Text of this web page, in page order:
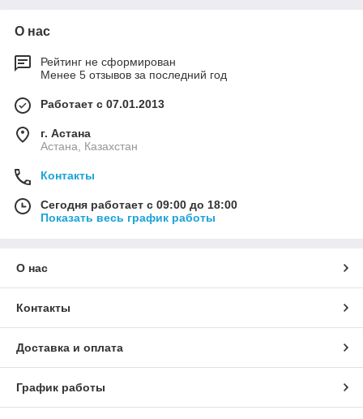
О нас
Рейтинг не сформирован
Менее 5 отзывов за последний год
Работает с 07.01.2013
г. Астана
Астана, Казахстан
Контакты
Сегодня работает с 09:00 до 18:00
Показать весь график работы
О нас
Контакты
Доставка и оплата
График работы